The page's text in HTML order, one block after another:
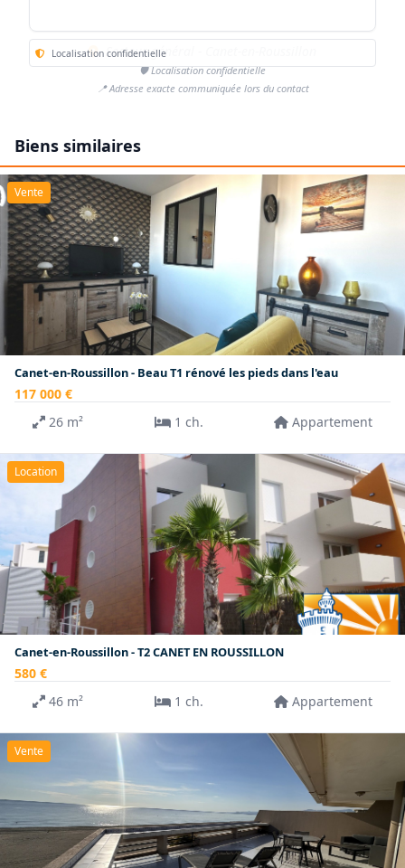
Localisation confidentielle
Secteur général - Canet-en-Roussillon
🛡️ Localisation confidentielle
📍 Adresse exacte communiquée lors du contact
Biens similaires
Vente
Canet-en-Roussillon - Beau T1 rénové les pieds dans l'eau
117 000 €
26 m²
1 ch. Appartement
Location
Canet-en-Roussillon - T2 CANET EN ROUSSILLON
580 €
46 m²
1 ch. Appartement
Vente